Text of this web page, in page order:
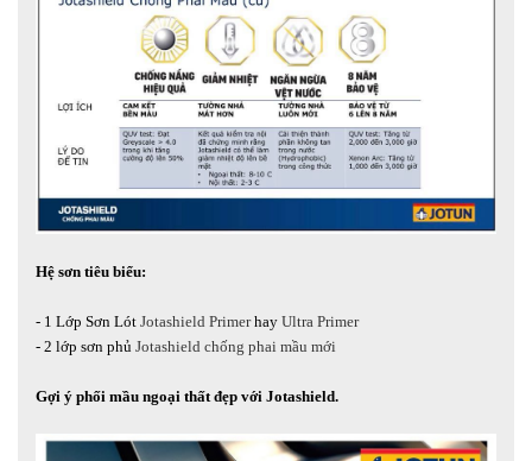
Hệ sơn tiêu biểu:
- 1 Lớp Sơn Lót Jotashield Primerhay Ultra Primer
- 2 lớp sơn phủ Jotashield chống phai mầu mới
Gợi ý phối mầu ngoại thất đẹp với Jotashield.